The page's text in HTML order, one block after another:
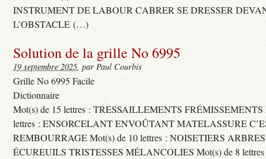
INSTRUMENT DE LABOUR CABRER SE DRESSER
L’OBSTACLE (…)
Solution de la grille No 6995
19 septembre 2025, par Paul Courbis
Grille No 6995 Facile
Dictionnaire
Mot(s) de 15 lettres : TRESSAILLEMENTS FRÉMISSEMENTS
lettres : ENSORCELANT ENVOÛTANT MATELASSURE
REMBOURRAGE Mot(s) de 10 lettres : NOISETIERS
ÉCUREUILS TRISTESSES MÉLANCOLIES Mot(s) de 8